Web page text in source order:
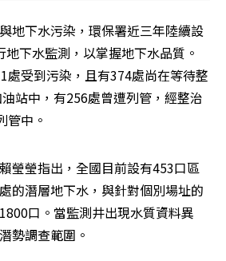
地下水污染，環保署近三年陸續設
下水監測，以掌握地下水品質。
處受到污染，且有374處尚在等待整
站中，有256處曾遭列管，經整治
管中。
瑩瑩指出，全國目前設有453口區
的潛層地下水，與針對個別場址的
口。當監測井出現水質資料異
勢調查範圍。